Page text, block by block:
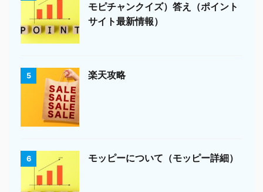
モピチャンクイズ）答え（ポイント
サイト最新情報）
5 楽天攻略
6 モッピーについて（モッピー詳細）